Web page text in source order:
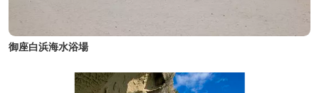
御座白浜海水浴場